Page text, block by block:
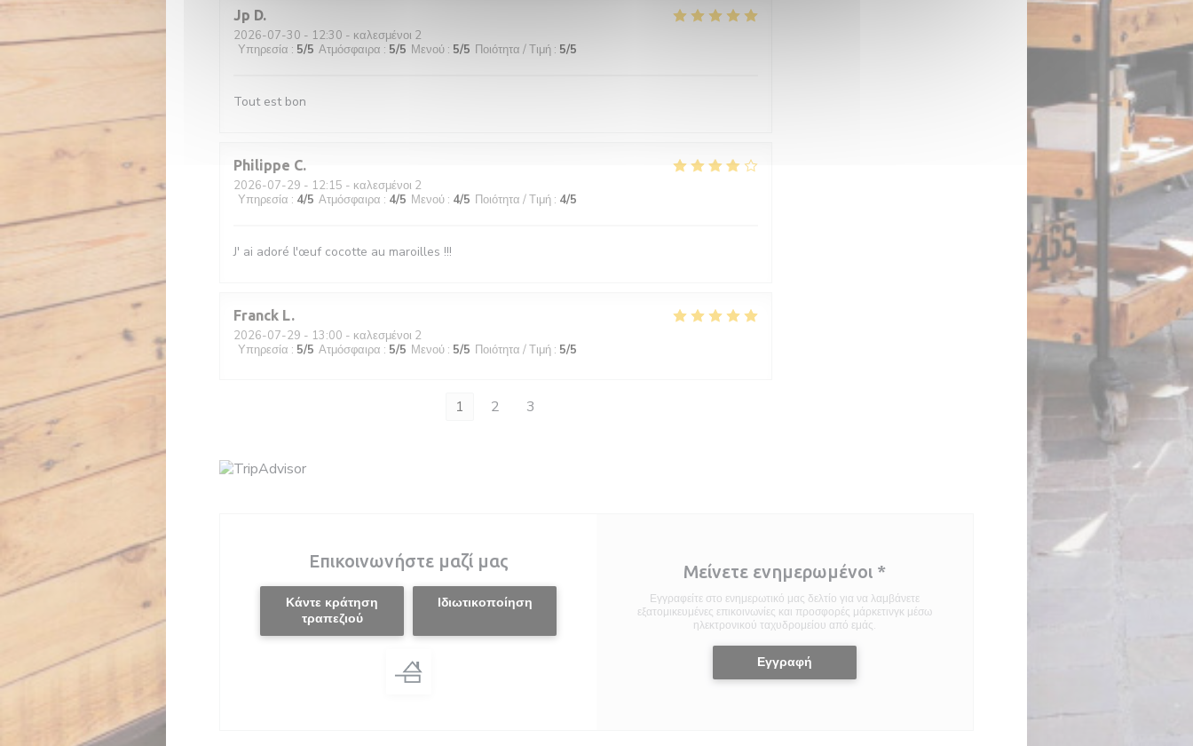
Jp D
2026-07-30 - 12:30 - καλεσμένοι 2
Υπηρεσία : 5/5 Ατμόσφαιρα : 5/5 Μενού : 5/5 Ποιότητα / Τιμή : 5/5
Tout est bon
Philippe C
2026-07-29 - 12:15 - καλεσμένοι 2
Υπηρεσία : 4/5 Ατμόσφαιρα : 4/5 Μενού : 4/5 Ποιότητα / Τιμή : 4/5
J' ai adoré l'œuf cocotte au maroilles !!!
Franck L
2026-07-29 - 13:00 - καλεσμένοι 2
Υπηρεσία : 5/5 Ατμόσφαιρα : 5/5 Μενού : 5/5 Ποιότητα / Τιμή : 5/5
1 2 3
Επικοινωνήστε μαζί μας
Κάντε κράτηση
τραπεζιού
Ιδιωτικοποίηση
Μείνετε ενημερωμένοι *
Εγγραφείτε στο ενημερωτικό μας δελτίο για να λαμβάνετε
εξατομικευμένες επικοινωνίες και προσφορές μάρκετινγκ μέσω
ηλεκτρονικού ταχυδρομείου από εμάς.
Εγγραφή